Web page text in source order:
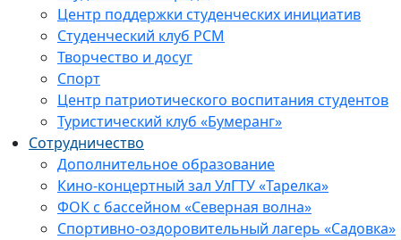
Центр поддержки студенческих инициатив
Студенческий клуб РСМ
Творчество и досуг
Спорт
Центр патриотического воспитания студентов
Туристический клуб «Бумеранг»
Сотрудничество
Дополнительное образование
Кино-концертный зал УлГТУ «Тарелка»
ФОК с бассейном «Северная волна»
Спортивно-оздоровительный лагерь «Садовка»